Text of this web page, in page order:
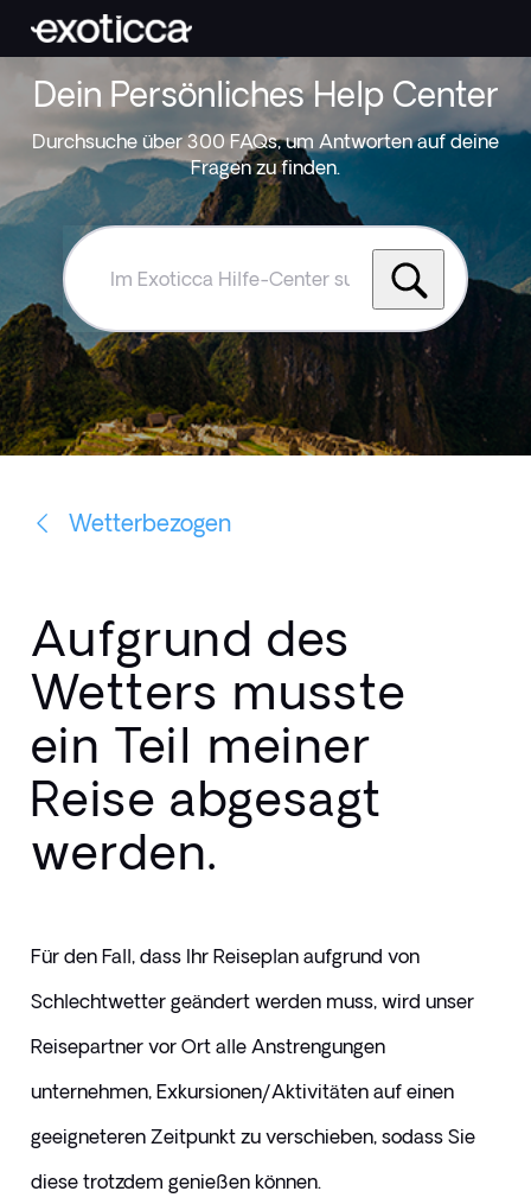
Dein Persönliches Help Center
Durchsuche über 300 FAQs, um Antworten auf deine
Fragen zu finden.
Hilfe-
Center
suchen
Wetterbezogen
Aufgrund des
Wetters musste
ein Teil meiner
Reise abgesagt
werden.
Für den Fall, dass Ihr Reiseplan aufgrund von
Schlechtwetter geändert werden muss, wird unser
Reisepartner vor Ort alle Anstrengungen
unternehmen, Exkursionen/Aktivitäten auf einen
geeigneteren Zeitpunkt zu verschieben, sodass Sie
diese trotzdem genießen können.